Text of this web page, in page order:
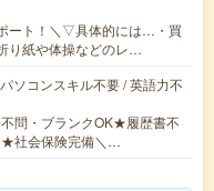
ート！＼▽具体的には…・買
り紙や体操などのレ…
ソコンスキル不要 / 英語力不
問・ブランクOK★履歴書不
★社会保険完備＼…